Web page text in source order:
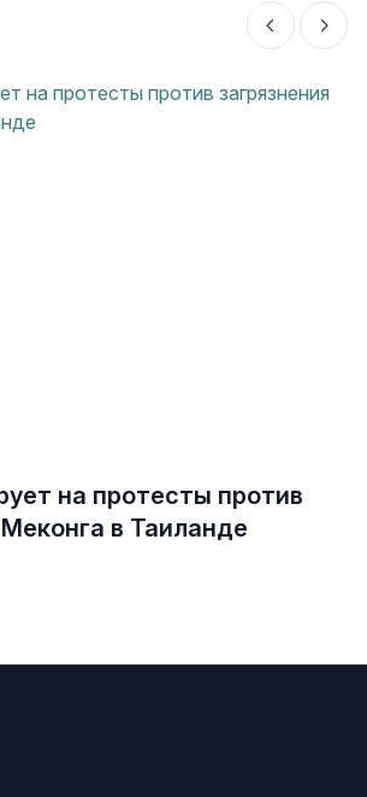
на протесты против
Меконга в Таиланде